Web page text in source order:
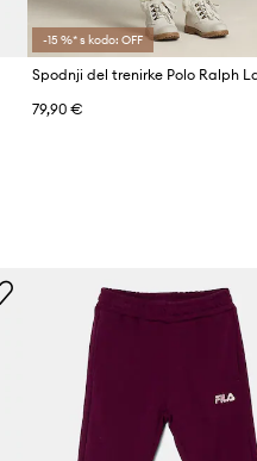
-15 %* s kodo: OFF
Spodnji del trenirke Polo Ralph
79,90 €